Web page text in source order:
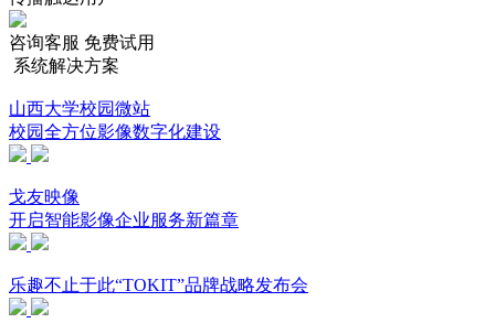
咨询客服 免费试用
系统解决方案
山西大学校园微站
校园全方位影像数字化建设
戈友映像
开启智能影像企业服务新篇章
乐趣不止于此“TOKIT”品牌战略发布会